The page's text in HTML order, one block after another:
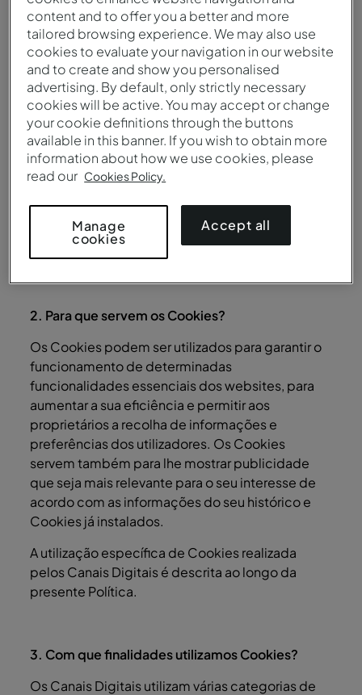
reconhecimento e memorização do identificador
associado a si (quando aplicável), bem como a
ativação imediata das suas preferências de
utilização. Os Canais Digitais apenas instalarão
Cookies no seu dispositivo mediante o seu
consentimento expresso, exceto nos casos em
que se tratem de Cookies estritamente
necessários ao funcionamento do website.
Quanto aos Cookies estritamente necessários,
explicados nas instruções constantes do Ponto 6
2. Para que servem os Cookies?
Os Cookies podem ser utilizados para garantir o
funcionamento de determinadas
funcionalidades essenciais dos websites, para
aumentar a sua eficiência e permitir aos
proprietários a recolha de informações e
preferências dos utilizadores. Os Cookies
servem também para lhe mostrar publicidade
que seja mais relevante para o seu interesse de
acordo com as informações do seu histórico e
Cookies já instalados.
A utilização específica de Cookies realizada
pelos Canais Digitais é descrita ao longo da
presente Política.
3. Com que finalidades utilizamos Cookies?
Os Canais Digitais utilizam várias categorias de
content and to offer you a better and more
tailored browsing experience. We may also use
cookies to evaluate your navigation in our website
and to create and show you personalised
advertising. By default, only strictly necessary
cookies will be active. You may accept or change
your cookie definitions through the buttons
available in this banner. If you wish to obtain more
information about how we use cookies, please
read our Cookies Policy.
Manage
cookies
Accept all